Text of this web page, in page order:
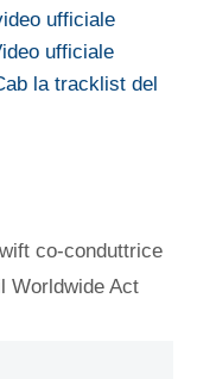
ufficiale
ufficiale
la tracklist del
co-conduttrice
Worldwide Act